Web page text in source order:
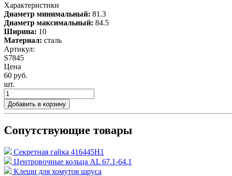
Характеристики
Диаметр минимальный: 81.3
Диаметр максимальный: 84.5
Ширина: 10
Материал: сталь
Артикул:
S7845
Цена
60 руб.
шт.
Добавить в корзину
Сопутствующие товары
Секретная гайка 416445H1
Центровочные кольца AL 67.1-64.1
Клещи для хомутов шруса